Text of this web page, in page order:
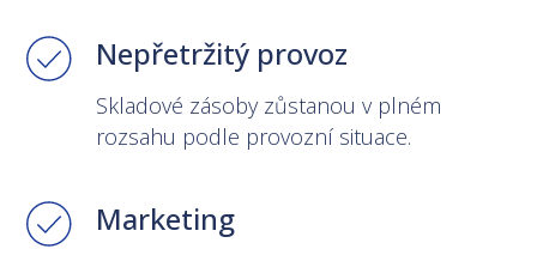
Nepřetržitý provoz
Skladové zásoby zůstanou v plném
rozsahu podle provozní situace.
Marketing